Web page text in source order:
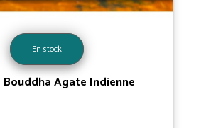
En stock
Bouddha Agate Indienne